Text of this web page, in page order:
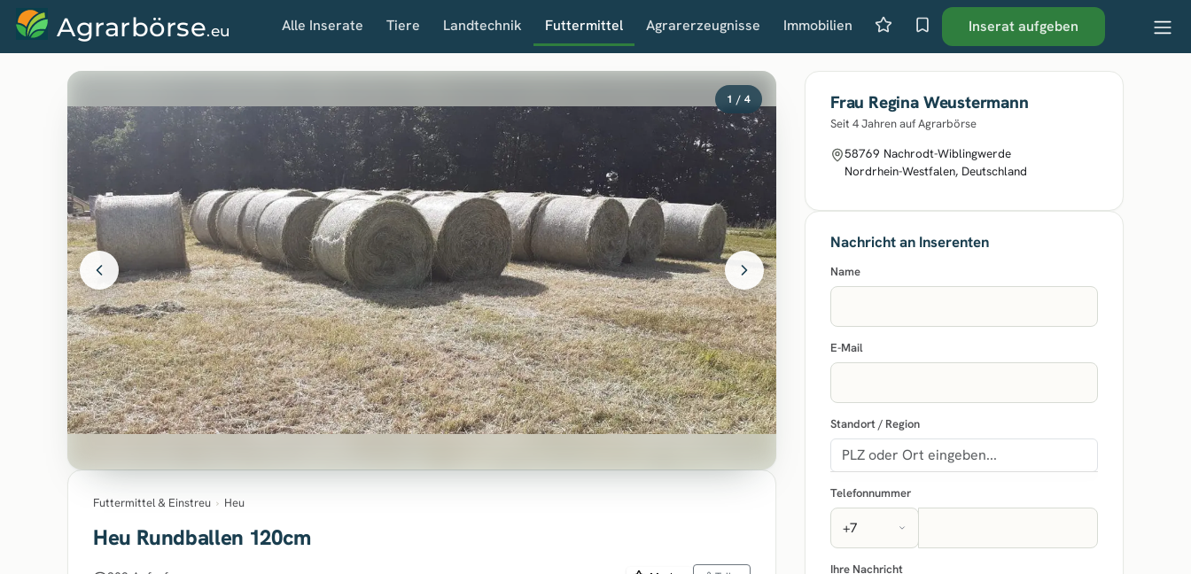
Agrarbörse.eu Alle Inserate Tiere Landtechnik Futtermittel Agrarerzeugnisse Immobilien Inserat aufgeben
1 / 4
Futtermittel & Einstreu › Heu
Heu Rundballen 120cm
Frau Regina Weustermann
Seit 4 Jahren auf Agrarbörse
58769 Nachrodt-Wiblingwerde
Nordrhein-Westfalen, Deutschland
Nachricht an Inserenten
Name
E-Mail
Standort / Region
Telefonnummer
Ihre Nachricht